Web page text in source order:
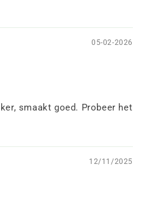
05-02-2026
smaakt goed. Probeer het
12/11/2025